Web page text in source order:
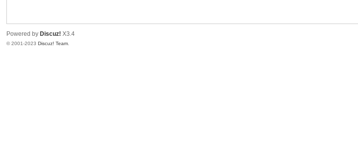
Powered by Discuz! X3.4
© 2001-2023Discuz! Team